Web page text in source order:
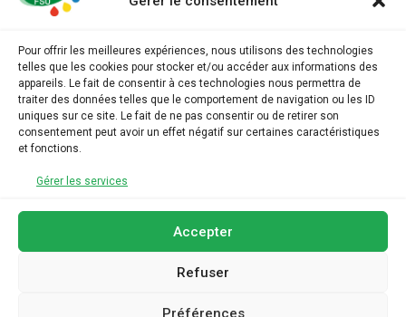
Pour offrir les meilleures expériences, nous utilisons des technologies
telles que les cookies pour stocker et/ou accéder aux informations des
appareils. Le fait de consentir à ces technologies nous permettra de
traiter des données telles que le comportement de navigation ou les ID
uniques sur ce site. Le fait de ne pas consentir ou de retirer son
consentement peut avoir un effet négatif sur certaines caractéristiques
et fonctions.
Gérer les services
Accepter
Refuser
Préférences
ADHESION
ARCHIVES
AGENDA